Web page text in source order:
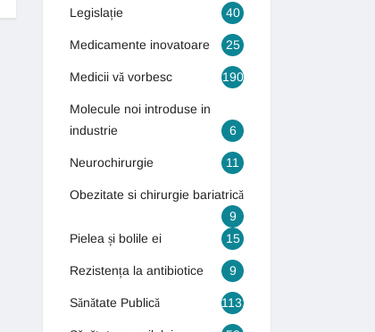
Legislație 40
Medicamente inovatoare 25
Medicii vă vorbesc 190
Molecule noi introduse in
industrie
6
Neurochirurgie 11
Obezitate si chirurgie bariatrică
9
Pielea și bolile ei
15
Rezistența la antibiotice 9
Sănătate Publică 1131